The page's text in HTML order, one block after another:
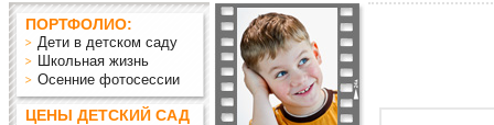
ПОРТФОЛИО:
Дети в детском саду
Школьная жизнь
Осенние фотосессии
ЦЕНЫ ДЕТСКИЙ САД